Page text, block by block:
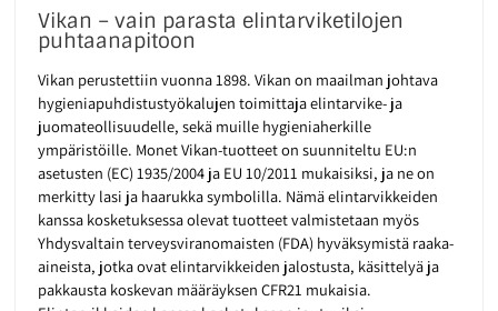
Vikan – vain parasta elintarviketilojen
puhtaanapitoon
Vikan perustettiin vuonna 1898. Vikan on maailman johtava
hygieniapuhdistustyökalujen toimittaja elintarvike- ja
juomateollisuudelle, sekä muille hygieniaherkille
ympäristöille. Monet Vikan-tuotteet on suunniteltu EU:n
asetusten (EC) 1935/2004 ja EU 10/2011 mukaisiksi, ja ne on
merkitty lasi ja haarukka symbolilla. Nämä elintarvikkeiden
kanssa kosketuksessa olevat tuotteet valmistetaan myös
Yhdysvaltain terveysviranomaisten (FDA) hyväksymistä raaka-
aineista, jotka ovat elintarvikkeiden jalostusta, käsittelyä ja
pakkausta koskevan määräyksen CFR21 mukaisia.